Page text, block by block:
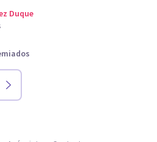
Duque